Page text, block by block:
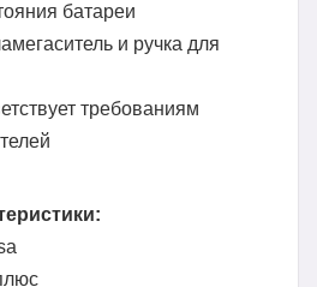
батареи
и ручка для
требованиям